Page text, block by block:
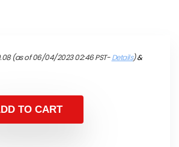
(as of 06/04/2023 02:46 PST-Details)&
TO CART